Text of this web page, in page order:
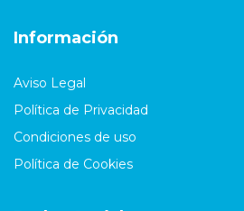
Información
Aviso Legal
Política de Privacidad
Condiciones de uso
Política de Cookies